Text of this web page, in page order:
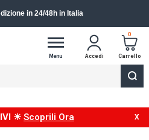
in 24/48h in Italia
Menu Accedi
0
Carrello
☀ Scoprili Ora